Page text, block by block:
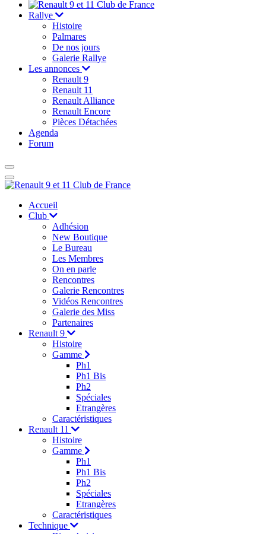
Rallye
Histoire
Palmares
De nos jours
Galerie Rallye
Les annonces
Renault 9
Renault 11
Renault Alliance
Renault Encore
Pièces Détachées
Agenda
Forum
Accueil
Club
Adhésion
New Boutique
Le Bureau
Les Membres
On en parle
Rencontres
Galerie Rencontres
Vidéos Rencontres
Galerie des Miss
Partenaires
Renault 9
Histoire
Gamme
Ph1
Ph1 Bis
Ph2
Spéciales
Etrangères
Caractéristiques
Renault 11
Histoire
Gamme
Ph1
Ph1 Bis
Ph2
Spéciales
Etrangères
Caractéristiques
Technique